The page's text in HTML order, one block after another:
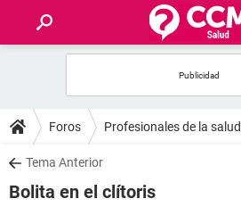
FOROS
SALUD
Foros Profesionales de la salud
Tema Anterior
Bolita en el clítoris